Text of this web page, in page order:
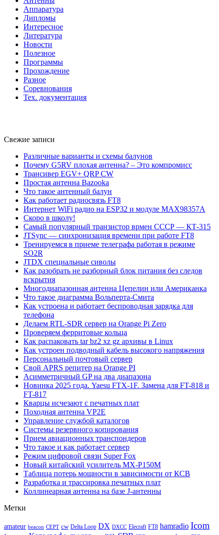
Аппаратура
Дипломы
Интересное
Литература
Новости
Полезное
Программы
Прохождение
Разное
Соревнования
Тех. документация
Свежие записи
Различные варианты и схемы балунов
Почему G5RV плохая антенна? – Это компромисс
Трансивер EGV+ QRP CW
Простая антенна Bazooka
Что такое антенный балун
Как работает радиосвязь FT8
Интернет WiFi радио на ESP32 и модуле MAX98357A
Скоро в школу!
Самый популярный транзистор врмен СССР — КТ-315
JTSync — синхронизация времени при работе FT8
Тренируемся в приеме телеграфа работая в режиме
SO2R
JTDX специальные сиволы
Как разобрать не разборный блок питания без следов
вскрытия
Многодиапазонная антенна Цепелин или Американка
Что такое диаграмма Вольперта-Смита
Как устроена и работает беспроводная зарядка для
телефона
Делаем RTL-SDR сервер на Orange Pi Zero
Проверяем ферритовые кольца
Как распаковать tar bz2 xz gz архивы в Linux
Как устроен подводный кабель высокого напряжения
Персональный почтовый сервер
Свой APRS репитер на Orange PI
Асимметричный GP на два диапазона
Новинка 2025 года. Yaesu FTX-1F. Замена для FT-818 и
FT-817
Кварцы исчезают с печатных плат
Походная антенна VP2E
Управление службой каталогов
Системы резервного копирования
Прием авиационных транспондеров
Что такое и как работает сервер
Режим цифровой связи Super Fox
Новый китайский усилитель MX-P150M
Таблица потерь мощности в зависимости от КСВ
Разработка и трассировка печатных плат
Коллинеарная антенна на базе J-антенны
Метки
amateur beacon CEPT cw Delta Loop DX DXCC Elecraft FT8 hamradio Icom